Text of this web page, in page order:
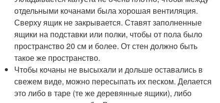
отдельными кочанами была хорошая вентиляция.
Сверху ящик не закрывается. Ставят заполненные
ящики на подставки или полки, чтобы от пола было
пространство 20 см и более. От стен должно быть
такое же пространство.
Чтобы кочаны не высыхали и дольше оставались в
свежем виде, можно пересыпать их песком. Делается
это либо в таре (те же деревянные ящики), либо